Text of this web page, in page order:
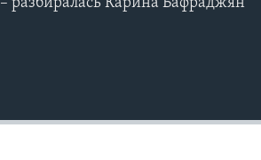
разбиралась Карина Бафраджян